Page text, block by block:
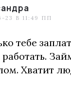
23 В 11:49 ПП
тебе
Хватит